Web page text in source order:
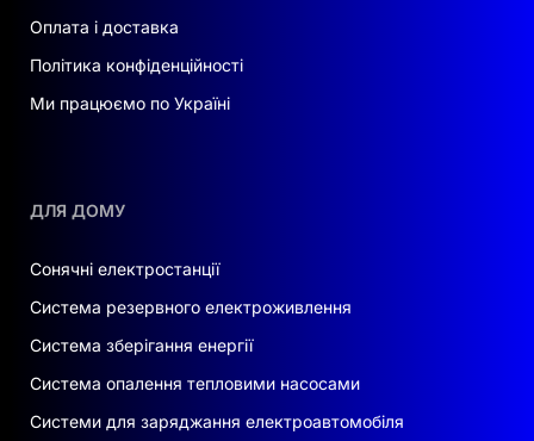
Оплата і доставка
Політика конфіденційності
Ми працюємо по Україні
ДЛЯ ДОМУ
Сонячні електростанції
Система резервного електроживлення
Система зберігання енергії
Система опалення тепловими насосами
Системи для заряджання електроавтомобіля